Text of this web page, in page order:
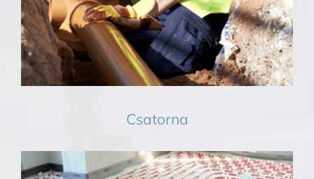
Csatorna